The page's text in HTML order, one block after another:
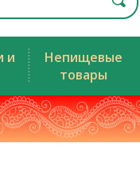
и
Непищевые
товары